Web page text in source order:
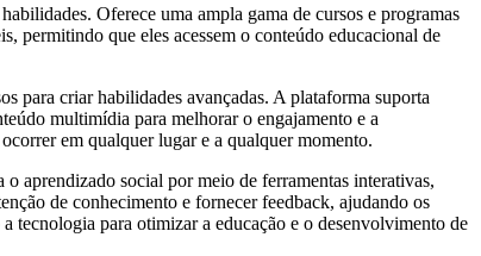
Oferece uma ampla gama de cursos e programas
permitindo que eles acessem o conteúdo educacional de
para criar habilidades avançadas. A plataforma suporta
multimídia para melhorar o engajamento e a
em qualquer lugar e a qualquer momento.
aprendizado social por meio de ferramentas interativas,
de conhecimento e fornecer feedback, ajudando os
tecnologia para otimizar a educação e o desenvolvimento de